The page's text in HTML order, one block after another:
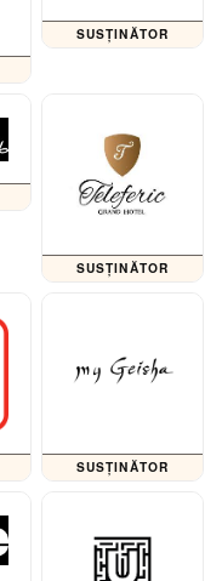
SUSȚINĂTOR
SUSȚINĂTOR
SUSȚINĂTOR